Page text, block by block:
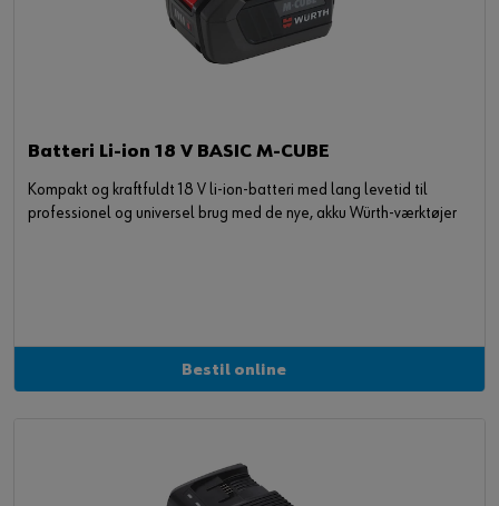
Batteri Li-ion 18 V BASIC M-CUBE
Kompakt og kraftfuldt 18 V li-ion-batteri med lang levetid til
professionel og universel brug med de nye, akku Würth-værktøjer
Bestil online